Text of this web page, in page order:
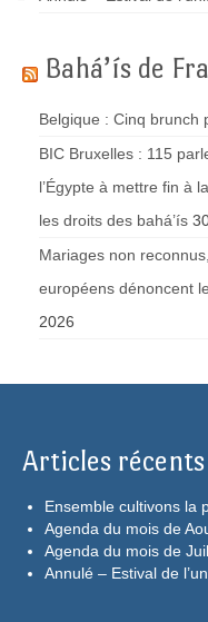
Bahá’ís de
Belgique : Cinq brunch
BIC Bruxelles : 115
l’Égypte à mettre fin à
les droits des bahá’ís
Mariages non
européens dénoncent
2026
Articles récents
Ensemble cultivons la
Agenda du mois de
Agenda du mois de
Annulé – Estival de